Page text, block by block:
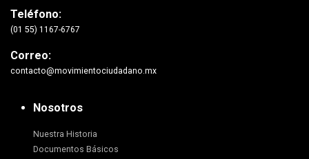
Teléfono:
(01 55) 1167-6767
Correo:
contacto@movimientociudadano.mx
Nosotros
Nuestra Historia
Documentos Básicos